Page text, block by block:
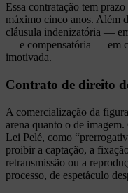
Essa contratação tem
máximo cinco anos. Além
cláusula indenizatória —
— e compensatória — em
imotivada.
Contrato de direito
A comercialização da
arena quanto o de
Lei Pelé, como
proibir a captação, a
retransmissão ou a
processo, de espetáculo